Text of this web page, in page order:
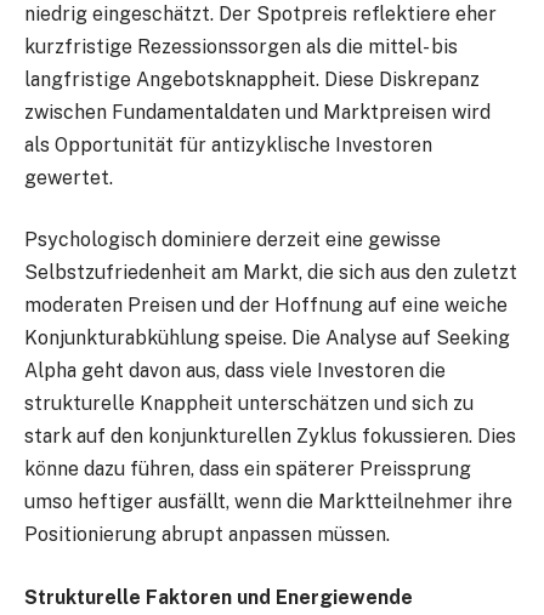
niedrig eingeschätzt. Der Spotpreis reflektiere eher
kurzfristige Rezessionssorgen als die mittel- bis
langfristige Angebotsknappheit. Diese Diskrepanz
zwischen Fundamentaldaten und Marktpreisen wird
als Opportunität für antizyklische Investoren
gewertet.
Psychologisch dominiere derzeit eine gewisse
Selbstzufriedenheit am Markt, die sich aus den zuletzt
moderaten Preisen und der Hoffnung auf eine weiche
Konjunkturabkühlung speise. Die Analyse auf Seeking
Alpha geht davon aus, dass viele Investoren die
strukturelle Knappheit unterschätzen und sich zu
stark auf den konjunkturellen Zyklus fokussieren. Dies
könne dazu führen, dass ein späterer Preissprung
umso heftiger ausfällt, wenn die Marktteilnehmer ihre
Positionierung abrupt anpassen müssen.
Strukturelle Faktoren und Energiewende